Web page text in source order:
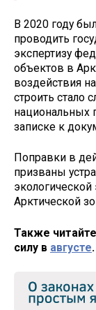
В 2020 году
проводить
экспертизу
объектов в
воздействия
строить стало
национальных
записке к
Поправки в
призваны
Арктической
Также
силу в августе.